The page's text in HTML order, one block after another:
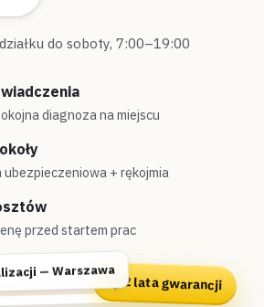
do soboty, 7:00–19:00
diagnoza na miejscu
ubezpieczeniowa + rękojmia
przed startem prac
2 lata gwarancji
— Warszawa